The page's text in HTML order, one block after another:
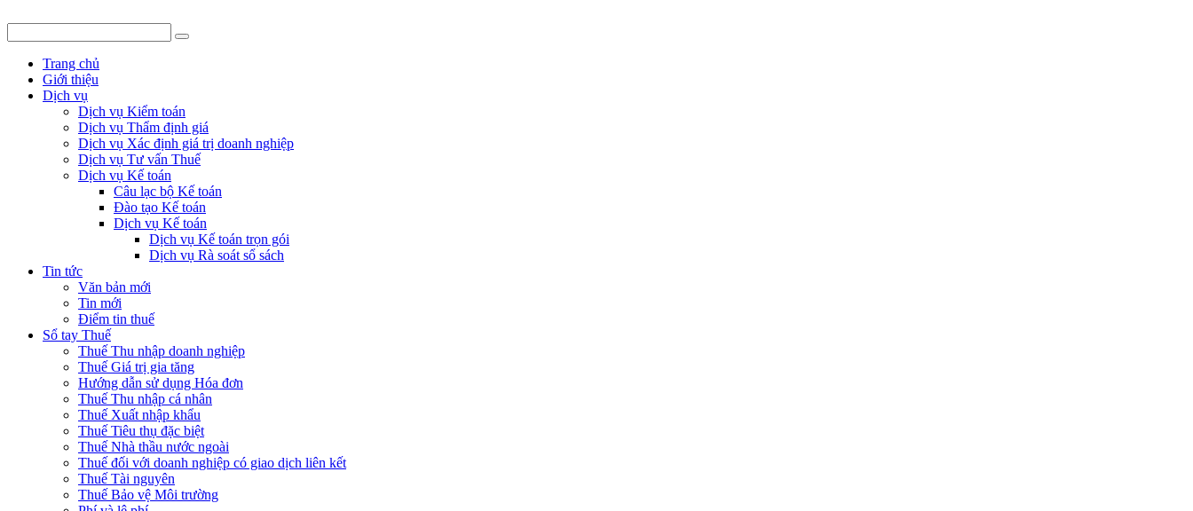
Trang chủ
Giới thiệu
Dịch vụ
Dịch vụ Kiểm toán
Dịch vụ Thẩm định giá
Dịch vụ Xác định giá trị doanh nghiệp
Dịch vụ Tư vấn Thuế
Dịch vụ Kế toán
Câu lạc bộ Kế toán
Đào tạo Kế toán
Dịch vụ Kế toán
Dịch vụ Kế toán trọn gói
Dịch vụ Rà soát sổ sách
Tin tức
Văn bản mới
Tin mới
Điểm tin thuế
Sổ tay Thuế
Thuế Thu nhập doanh nghiệp
Thuế Giá trị gia tăng
Hướng dẫn sử dụng Hóa đơn
Thuế Thu nhập cá nhân
Thuế Xuất nhập khẩu
Thuế Tiêu thụ đặc biệt
Thuế Nhà thầu nước ngoài
Thuế đối với doanh nghiệp có giao dịch liên kết
Thuế Tài nguyên
Thuế Bảo vệ Môi trường